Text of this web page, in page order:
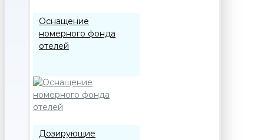
Оснащение
номерного фонда
отелей
Дозирующие